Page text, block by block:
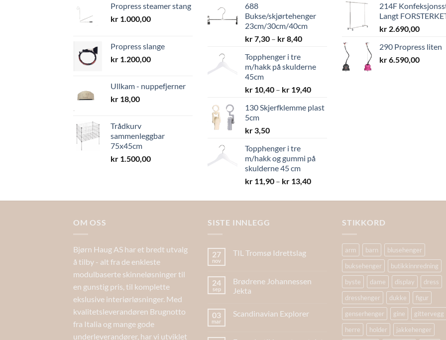
Propress steamer stang
kr 1.000,00
Propress slange
kr 1.200,00
Ullkam - nuppefjerner
kr 18,00
Trådkurv
sammenleggbar
75x45cm
kr 1.500,00
688
Bukse/skjørtehenger
23cm/30cm/40cm
kr7,30 – kr8,40Prisområde:
kr 8,40
Topphenger i tre
m/hakk på skulderne
45cm
kr 10,40 – kr 19,40Prisområde:
til
130 Skjerfklemme plast
5cm
kr 3,50
Topphenger i tre
m/hakk og gummi på
skulderne 45 cm
kr 11,90 – kr 13,40Prisområde:
til
214F
Langt
kr 2.690,00
290 Propress liten
kr6.590,00
OM OSS
Bjørn Haug AS har et bredt utvalg
å tilby - alt fra de enkleste
modulbaserte skinneløsninger til
en gunstig pris, til komplette
ekslusive interiørløsninger. Med
kvalitetsleverandøren Brugnotto
fra Italia og mange gode
underleverandører, har vi utviklet
SISTE INNLEGG
27
nov
TIL Tromsø Idrettslag
24
sep
Brødrene Johannessen
Jekta
03
mar
Scandinavian Explorer
STIKKORD
arm barn
blusehenger
buksehenger
butikkinnredning
byste
dame display
dress
dresshenger
dukke
figur
genserhenger
gine
gittervegg
herre
holder jakkehenger